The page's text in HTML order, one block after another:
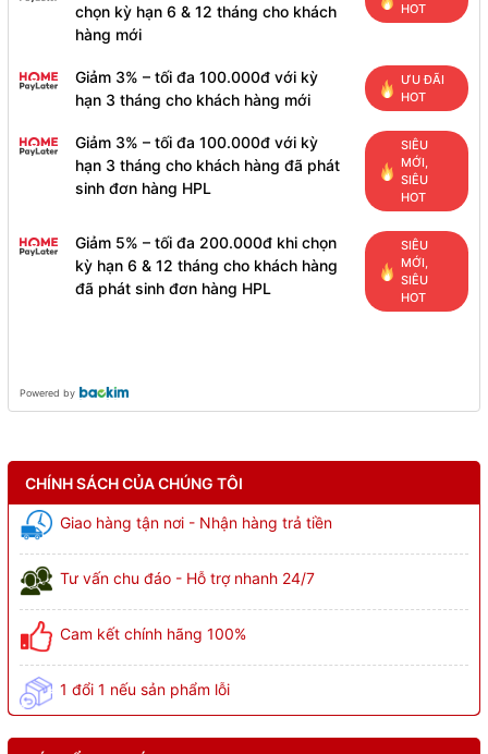
chọn kỳ hạn 6 & 12 tháng cho khách
hàng mới
HOT
Giảm 3% – tối đa 100.000đ với kỳ
hạn 3 tháng cho khách hàng mới
ƯU ĐÃI
HOT
Giảm 3% – tối đa 100.000đ với kỳ
hạn 3 tháng cho khách hàng đã phát
sinh đơn hàng HPL
SIÊU
MỚI,
SIÊU
HOT
Giảm 5% – tối đa 200.000đ khi chọn
kỳ hạn 6 & 12 tháng cho khách hàng
đã phát sinh đơn hàng HPL
SIÊU
MỚI,
SIÊU
HOT
Powered by
CHÍNH SÁCH CỦA CHÚNG TÔI
Giao hàng tận nơi - Nhận hàng trả tiền
Tư vấn chu đáo - Hỗ trợ nhanh 24/7
Cam kết chính hãng 100%
1 đổi 1 nếu sản phẩm lỗi